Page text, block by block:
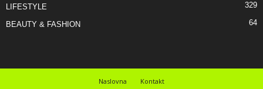
LIFESTYLE 329
BEAUTY & FASHION 64
Naslovna Kontakt